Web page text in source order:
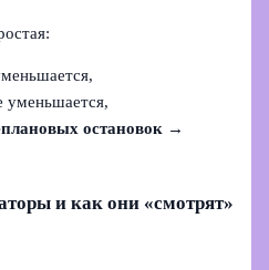
уменьшается,
остановок →
и как они «смотрят»